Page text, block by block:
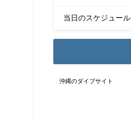
当日のスケジュール
沖縄のダイブサイト